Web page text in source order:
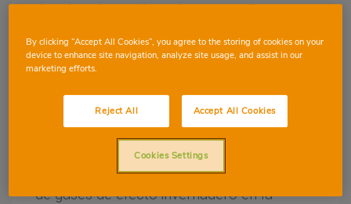
distribución que logra las 3 estrellas este
emisiones de CO2
Consum ha conseguido la 3ª estrella Lean
& Green este año, convirtiéndose en la
única empresa de distribución alimentaria
que lo logra en 2022. Después del trabajo
de varios años en materia de sostenibilidad,
reduciendo progresivamente las emisiones
de gases de efecto invernadero en la
By clicking “Accept All Cookies”, you agree to the storing of cookies on your
device to enhance site navigation, analyze site usage, and assist in our
marketing efforts.
Reject All Accept All Cookies
Cookies Settings